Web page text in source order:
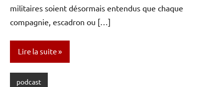
militaires soient désormais entendus que chaque
compagnie, escadron ou […]
Lire la suite
podcast